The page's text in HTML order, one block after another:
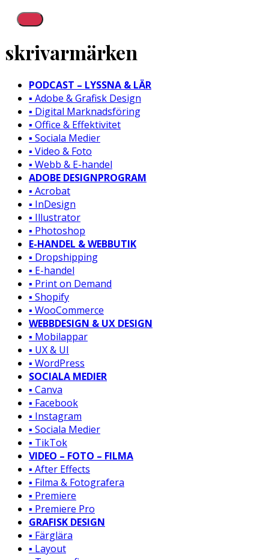
skrivarmärken
PODCAST – LYSSNA & LÄR
▪️ Adobe & Grafisk Design
▪️ Digital Marknadsföring
▪️ Office & Effektivitet
▪️ Sociala Medier
▪️ Video & Foto
▪️ Webb & E-handel
ADOBE DESIGNPROGRAM
▪️ Acrobat
▪️ InDesign
▪️ Illustrator
▪️ Photoshop
E-HANDEL & WEBBUTIK
▪️ Dropshipping
▪️ E-handel
▪️ Print on Demand
▪️ Shopify
▪️ WooCommerce
WEBBDESIGN & UX DESIGN
▪️ Mobilappar
▪️ UX & UI
▪️ WordPress
SOCIALA MEDIER
▪️ Canva
▪️ Facebook
▪️ Instagram
▪️ Sociala Medier
▪️ TikTok
VIDEO – FOTO – FILMA
▪️ After Effects
▪️ Filma & Fotografera
▪️ Premiere
▪️ Premiere Pro
GRAFISK DESIGN
▪️ Färglära
▪️ Layout